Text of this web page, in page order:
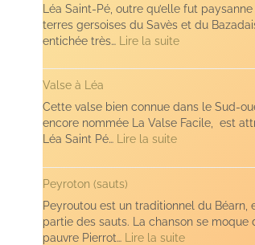
Léa Saint-Pé, outre qu’elle fut
terres gersoises du Savès et du
entichée très… Lire la suite:
Saint-
Valse à Léa
Cette valse bien connue dans le Sud-
encore nommée La Valse Facile, est
Léa Saint Pé… Lire la suite:
à
Peyroton (sauts)
Peyroutou est un traditionnel du Béarn,
partie des sauts. La chanson se moque
pauvre Pierrot… Lire la suite: